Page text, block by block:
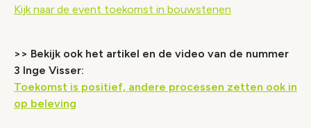
Kijk naar de event toekomst in bouwstenen
>> Bekijk ook het artikel en de video van de nummer
3 Inge Visser:
Toekomst is positief, andere processen zetten ook in
op beleving